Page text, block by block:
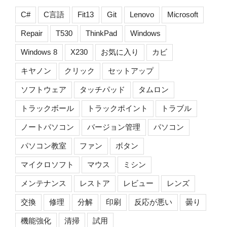
C# C言語 Fit13 Git Lenovo Microsoft
Repair T530 ThinkPad Windows
Windows 8 X230 お気に入り カビ
キヤノン クリック セットアップ
ソフトウェア タッチパッド タムロン
トラックボール トラックポイント トラブル
ノートパソコン バージョン管理 パソコン
パソコン教室 ファン ボタン
マイクロソフト マウス ミシン
メンテナンス レストア レビュー レンズ
交換 修理 分解 印刷 反応が悪い 曇り
機能強化 清掃 試用